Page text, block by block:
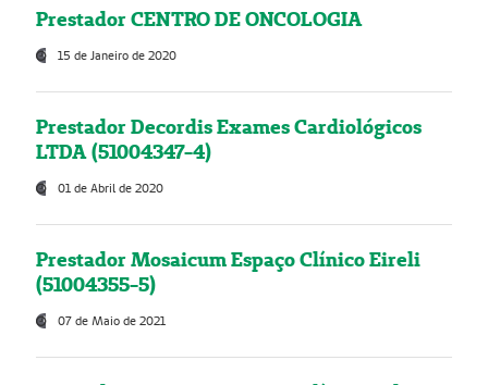
Prestador CENTRO DE ONCOLOGIA
15 de Janeiro de 2020
Prestador Decordis Exames Cardiológicos
LTDA (51004347-4)
01 de Abril de 2020
Prestador Mosaicum Espaço Clínico Eireli
(51004355-5)
07 de Maio de 2021